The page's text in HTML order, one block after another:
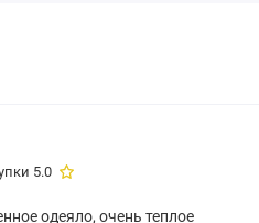
5.0
одеяло, очень теплое